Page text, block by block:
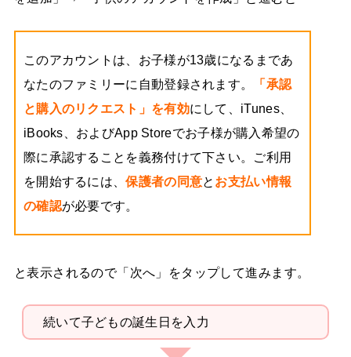
このアカウントは、お子様が13歳になるまであ
なたのファミリーに自動登録されます。
「承認
と購入のリクエスト」を有効にして、iTunes、
iBooks、およびApp Storeでお子様が購入希望の
際に承認することを義務付けて下さい。ご利用
を開始するには、保護者の同意と お支払い情報
の確認が必要です。
と表示されるので「次へ」をタップして進みます。
続いて子どもの誕生日を入力